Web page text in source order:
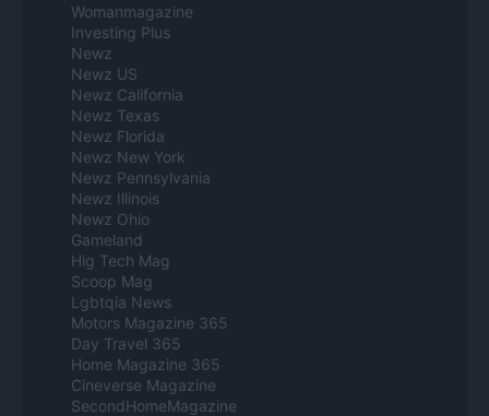
Womanmagazine
Investing Plus
Newz
Newz US
Newz California
Newz Texas
Newz Florida
Newz New York
Newz Pennsylvania
Newz Illinois
Newz Ohio
Gameland
Hig Tech Mag
Scoop Mag
Lgbtqia News
Motors Magazine 365
Day Travel 365
Home Magazine 365
Cineverse Magazine
SecondHomeMagazine